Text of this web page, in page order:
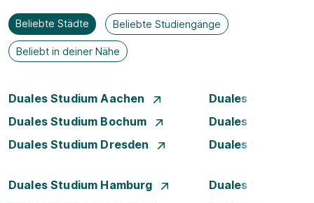
Beliebte Städte Beliebte Studiengänge
Beliebt in deiner Nähe
Duales Studium Aachen
Duales Studium
Duales Studium Bochum
Duales Studium
Duales Studium Dresden
Duales Studium
Duales Studium Hamburg
Duales Studium